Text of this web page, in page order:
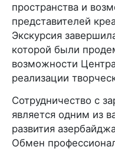
пространства и
представителей
Экскурсия
которой были
возможности
реализации
Сотрудничество с
является одним из
развития
Обмен